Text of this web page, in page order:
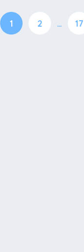
1 2 … 17